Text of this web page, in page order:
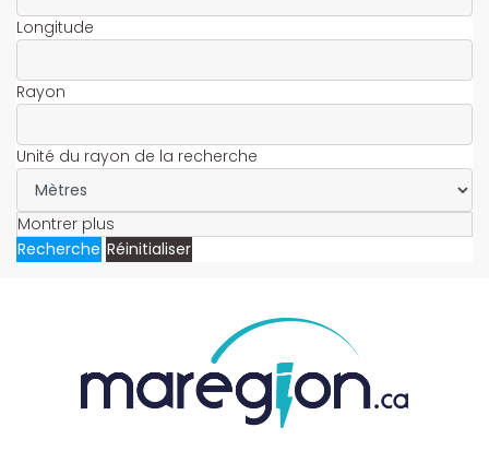
Longitude
Rayon
Unité du rayon de la recherche
Montrer plus
Recherche Réinitialiser